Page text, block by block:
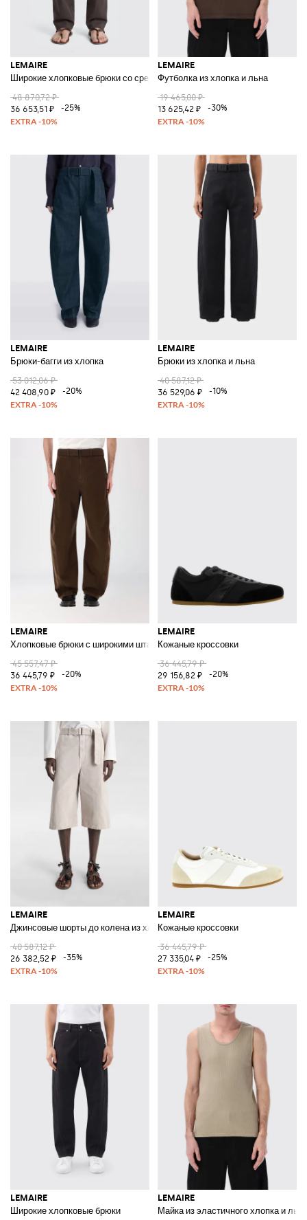
LEMAIRE
Широкие хлопковые брюки со средней посадкой и косыми карманами
48 870,72 ₽
36 653,51 ₽
-25%
LEMAIRE
Футболка из хлопка и льна
19 465,00 ₽
13 625,42 ₽
-30%
LEMAIRE
Брюки-багги из хлопка
53 012,06 ₽
42 408,90 ₽
-20%
LEMAIRE
Брюки из хлопка и льна
40 587,12 ₽
36 529,06 ₽
-10%
LEMAIRE
Хлопковые брюки с широкими штанинами
45 557,47 ₽
36 445,79 ₽
-20%
LEMAIRE
Кожаные кроссовки
36 445,79 ₽
29 156,82 ₽
-20%
LEMAIRE
Джинсовые шорты до колена из хлопка с завышенной талией и
40 587,12 ₽
26 382,52 ₽
-35%
LEMAIRE
Кожаные кроссовки
36 445,79 ₽
27 335,04 ₽
-25%
LEMAIRE
Широкие хлопковые брюки
LEMAIRE
Майка из эластичного хлопка и льна